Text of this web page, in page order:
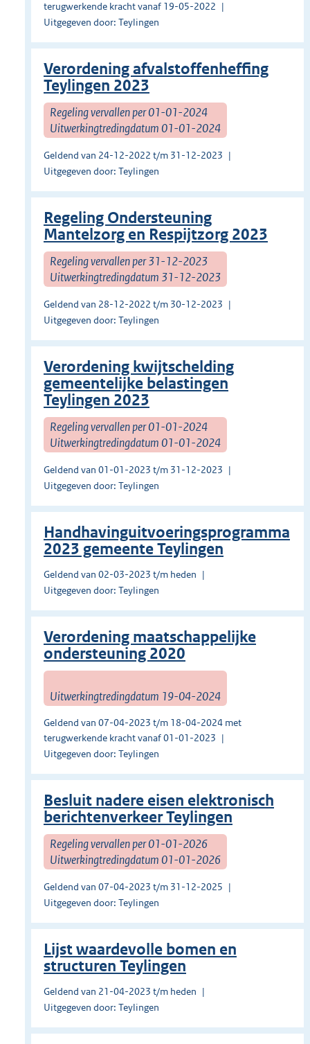
terugwerkende kracht vanaf 19-05-2022
Uitgegeven door: Teylingen
Verordening afvalstoffenheffing
Teylingen 2023
Regeling vervallen per 01-01-2024
Uitwerkingtredingdatum 01-01-2024
Geldend van 24-12-2022 t/m 31-12-2023
Uitgegeven door: Teylingen
Regeling Ondersteuning
Mantelzorg en Respijtzorg 2023
Regeling vervallen per 31-12-2023
Uitwerkingtredingdatum 31-12-2023
Geldend van 28-12-2022 t/m 30-12-2023
Uitgegeven door: Teylingen
Verordening kwijtschelding
gemeentelijke belastingen
Teylingen 2023
Regeling vervallen per 01-01-2024
Uitwerkingtredingdatum 01-01-2024
Geldend van 01-01-2023 t/m 31-12-2023
Uitgegeven door: Teylingen
Handhavinguitvoeringsprogramma
2023 gemeente Teylingen
Geldend van 02-03-2023 t/m heden
Uitgegeven door: Teylingen
Verordening maatschappelijke
ondersteuning 2020
Uitwerkingtredingdatum 19-04-2024
Geldend van 07-04-2023 t/m 18-04-2024 met
terugwerkende kracht vanaf 01-01-2023
Uitgegeven door: Teylingen
Besluit nadere eisen elektronisch
berichtenverkeer Teylingen
Regeling vervallen per 01-01-2026
Uitwerkingtredingdatum 01-01-2026
Geldend van 07-04-2023 t/m 31-12-2025
Uitgegeven door: Teylingen
Lijst waardevolle bomen en
structuren Teylingen
Geldend van 21-04-2023 t/m heden
Uitgegeven door: Teylingen